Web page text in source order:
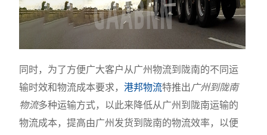
同时，为了方便广大客户从广州物流到陇南的不同运
输时效和物流成本要求，港邦物流特推出广州到陇南
物流多种运输方式，以此来降低从广州到陇南运输的
物流成本，提高由广州发货到陇南的物流效率，以便